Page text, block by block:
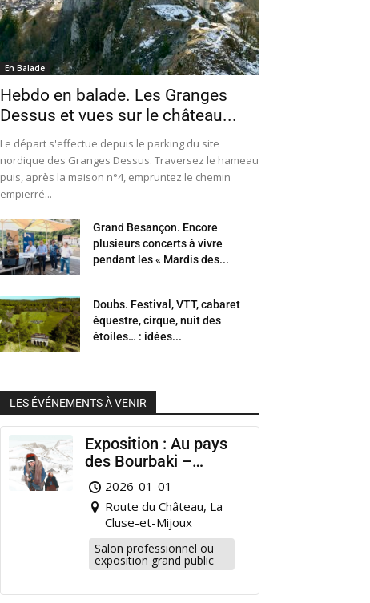
En Balade
Hebdo en balade. Les Granges
Dessus et vues sur le château...
Le départ s'effectue depuis le parking du site
nordique des Granges Dessus. Traversez le hameau
puis, après la maison n°4, empruntez le chemin
empierré...
Grand Besançon. Encore
plusieurs concerts à vivre
pendant les « Mardis des...
Doubs. Festival, VTT, cabaret
équestre, cirque, nuit des
étoiles… : idées...
LES ÉVÉNEMENTS À VENIR
Exposition : Au pays
des Bourbaki –
Musée Municipal
Pontarlier
2026-01-01
Route du Château, La
Cluse-et-Mijoux
Salon professionnel ou
exposition grand public